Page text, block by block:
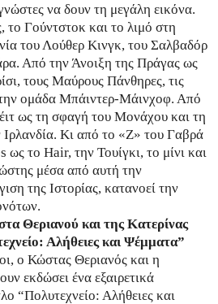
να δουν τη μεγάλη εικόνα.
το Γούντστοκ και το λιμό στη
του Λούθερ Κινγκ, του Σαλβαδόρ
Από την Άνοιξη της Πράγας ως
τους Μαύρους Πάνθηρες, τις
την ομάδα Μπάιντερ-Μάινχοφ. Από
ως τη σφαγή του Μονάχου και τη
Κι από το «Ζ» του Γαβρά
το Hair, την Τουίγκι, το μίνι και
μέσα από αυτή την
της Ιστορίας, κατανοεί την
Θεριανού και της Κατερίνας
Αλήθειες και Ψέμματα”
ο Κώστας Θεριανός και η
εκδώσει ένα εξαιρετικά
“Πολυτεχνείο: Αλήθειες και